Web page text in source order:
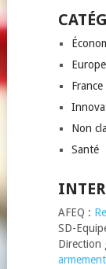
Europe
France
Non
Santé
AFEQ :
SD-
Direction
armement